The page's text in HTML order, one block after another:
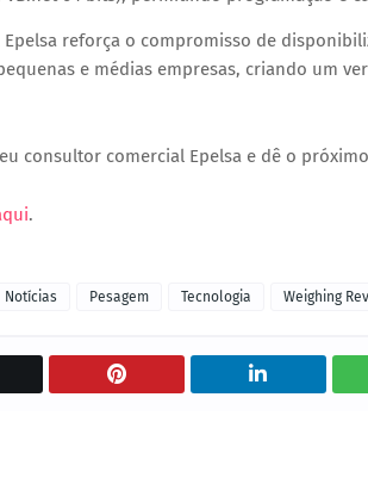
Epelsa reforça o compromisso de
e médias empresas, criando um
consultor comercial Epelsa e dê o
.
Notícias Pesagem Tecnologia Weighing